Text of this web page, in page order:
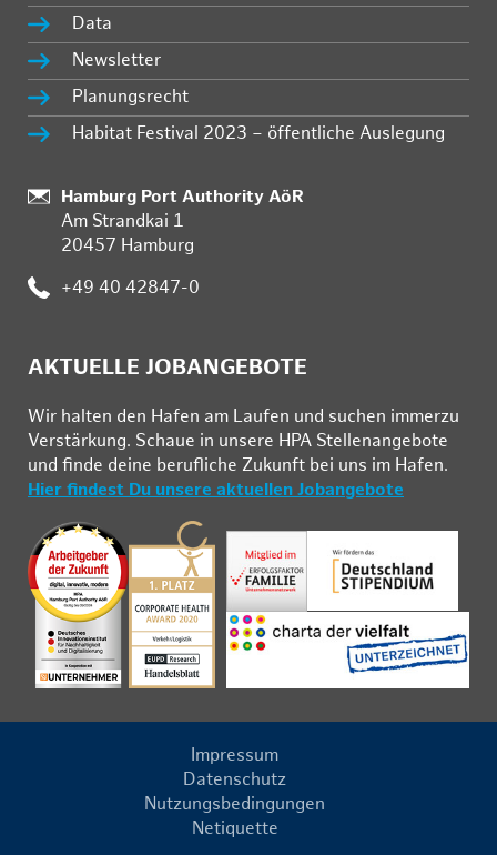
Data
Newsletter
Planungsrecht
Habitat Festival 2023 – öffentliche Auslegung
:
Hamburg Port Authority AöR
Am Strandkai 1
20457 Hamburg
: +49 40 42847-0
AKTUELLE JOBANGEBOTE
Wir hal­ten den Ha­fen am Lau­fen und su­chen im­mer­zu
Ver­stär­kung. Schau­e in un­se­re HPA Stel­len­an­ge­bo­te
und fin­de deine be­ruf­li­che Zu­kunft bei uns im Ha­fen.
Hier findest Du unsere aktuellen Jobangebote
Impressum
Datenschutz
Nutzungsbedingungen
Netiquette